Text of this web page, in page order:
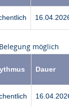
möglich
Dauer